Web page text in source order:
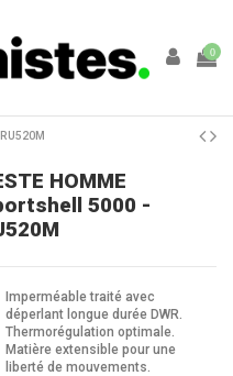
0
HOMME
5000 -
Imperméable traité avec
déperlant longue durée DWR.
Thermorégulation optimale.
Matière extensible pour une
liberté de mouvements.